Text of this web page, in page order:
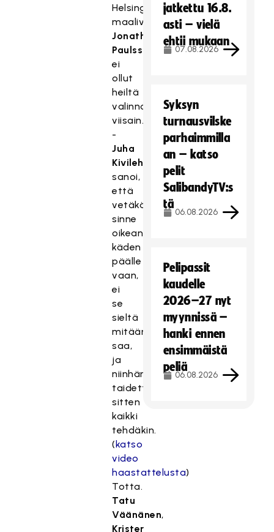
Helsingborgin
maalivahti
Jonathan
Paulsson
ei
ollut
heiltä
valinnoista
viisain.
-
Juha
Kivilehto
sanoi,
että
vetäkää
sinne
oikean
käden
päälle
vaan,
ei
se
sieltä
mitään
saa,
ja
niinhän
taidettiin
sitten
kaikki
tehdäkin.
(katso
video
haastattelusta)
Totta.
Tatu
Väänänen,
Krister
jatkettu 16.8.
asti – vielä
ehtii mukaan
07.08.2026
Syksyn
turnausvilske
parhaimmilla
an – katso
pelit
SalibandyTV:s
tä
06.08.2026
Pelipassit
kaudelle
2026–27 nyt
myynnissä –
hanki ennen
ensimmäistä
peliä
06.08.2026